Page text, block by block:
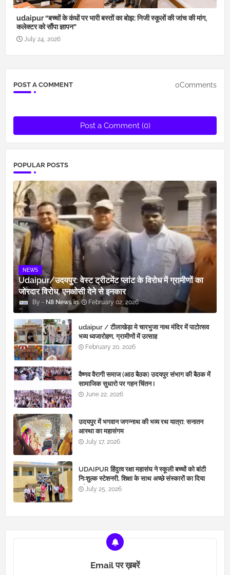
udaipur “बच्चों के कंधों पर भारी बस्तों का बोझ: निजी स्कूलों की जांच की मांग,
कलेक्टर को सौंपा ज्ञापन”
July 24, 2026
POST A COMMENT 0Comments
Post a Comment (0)
POPULAR POSTS
NEWS
Udaipur/उदयपुर: वेस्ट ट्रीटमेंट प्लांट के विरोध में ग्रामीणों का
जोरदार विरोध, एनओसी देने से इनकार
N8 News February 02, 2026
udaipur / टीलाखेड़ा मे चारभुजा नाथ मंदिर में पाटोत्सव
भव्य ध्वजारोहण, ग्रामीणों में उत्साह
February 20, 2026
वैष्णव वैरागी समाज (आठ बैठक) उदयपुर संभाग की बैठक में
सामाजिक सुधारो पर गहन चिंतन I
June 22, 2026
उदयपुर में भगवान जगन्नाथ की भव्य रथ यात्रा: सनातन
आस्था का महासंगम
July 17, 2026
UDAIPUR हिंदुत्व रक्षा महासंघ ने स्कूली बच्चों को बांटी
निःशुल्क स्टेशनरी, शिक्षा के साथ अच्छे संस्कारों का दिया
संदेशJuly 25, 2026
Email पर ख़बरें